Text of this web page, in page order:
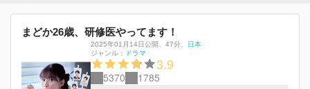
まどか26歳、研修医やってます！
2025年01月14日公開、 47分、 日本
ジャンル：
ドラマ
3.9
5370 1785